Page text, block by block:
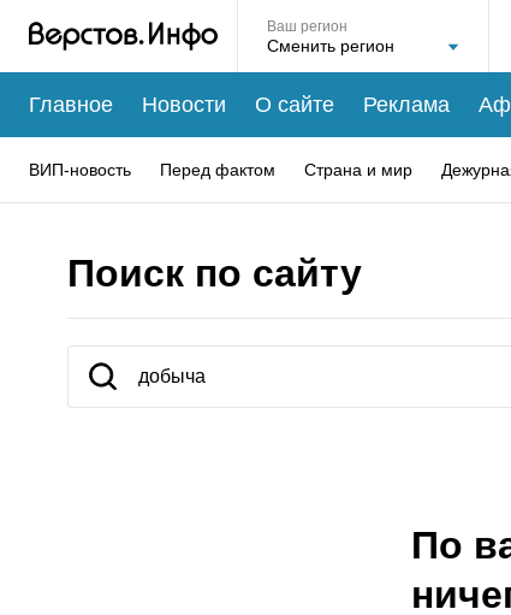
Ваш регион
Главное Новости О сайте Реклама
ВИП-новость Перед фактом Страна и мир
Поиск по сайту
По